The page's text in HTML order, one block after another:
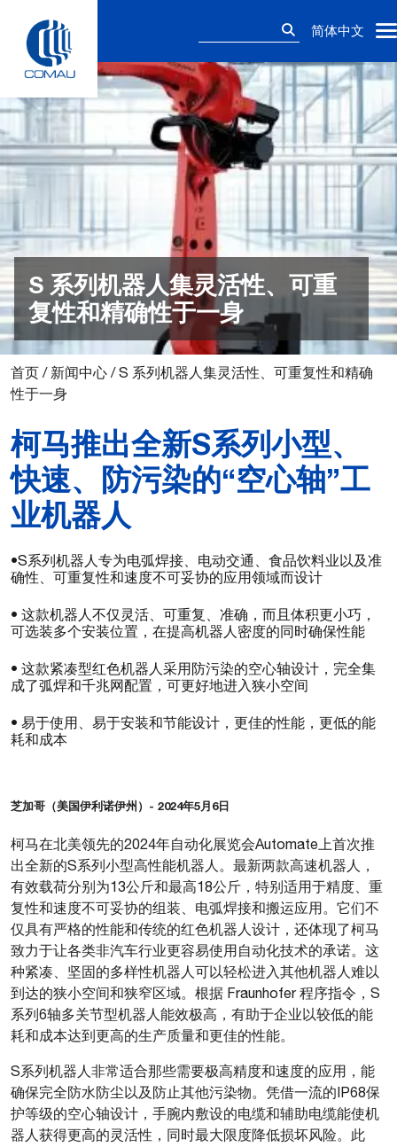
content
简体中文
S 系列机器人集灵活性、可重
复性和精确性于一身
首页 / 新闻中心 /S 系列机器人集灵活性、可重复性和精确
性于一身
柯马推出全新S系列小型、
快速、防污染的“空心轴”工
业机器人
•S系列机器人专为电弧焊接、电动交通、食品饮料业以及准
确性、可重复性和速度不可妥协的应用领域而设计
• 这款机器人不仅灵活、可重复、准确，而且体积更小巧，
可选装多个安装位置，在提高机器人密度的同时确保性能
• 这款紧凑型红色机器人采用防污染的空心轴设计，完全集
成了弧焊和千兆网配置，可更好地进入狭小空间
• 易于使用、易于安装和节能设计，更佳的性能，更低的能
耗和成本
芝加哥（美国伊利诺伊州）- 2024年5月6日
柯马在北美领先的2024年自动化展览会Automate上首次推
出全新的S系列小型高性能机器人。最新两款高速机器人，
有效载荷分别为13公斤和最高18公斤，特别适用于精度、重
复性和速度不可妥协的组装、电弧焊接和搬运应用。它们不
仅具有严格的性能和传统的红色机器人设计，还体现了柯马
致力于让各类非汽车行业更容易使用自动化技术的承诺。这
种紧凑、坚固的多样性机器人可以轻松进入其他机器人难以
到达的狭小空间和狭窄区域。根据 Fraunhofer 程序指令，S
系列6轴多关节型机器人能效极高，有助于企业以较低的能
耗和成本达到更高的生产质量和更佳的性能。
S系列机器人非常适合那些需要极高精度和速度的应用，能
确保完全防水防尘以及防止其他污染物。凭借一流的IP68保
护等级的空心轴设计，手腕内敷设的电缆和辅助电缆能使机
器人获得更高的灵活性，同时最大限度降低损坏风险。此